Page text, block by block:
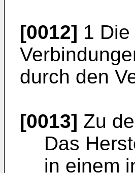
[0012] 1
durch den
[0013] Zu
Das
in einem